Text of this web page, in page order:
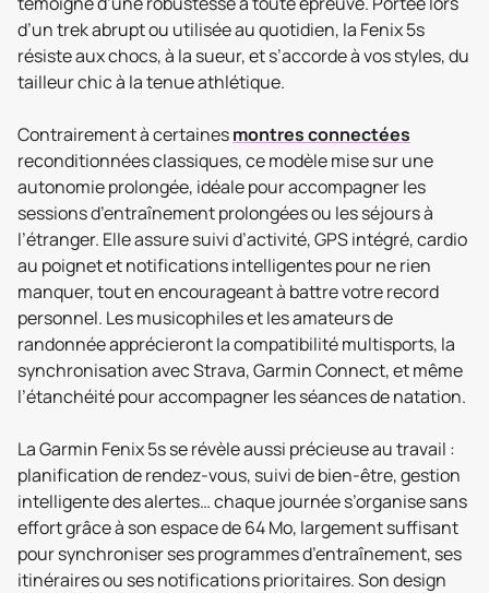
d’un trek abrupt ou utilisée au quotidien, la Fenix 5s
résiste aux chocs, à la sueur, et s’accorde à vos styles, du
tailleur chic à la tenue athlétique.
Contrairement à certainesmontres connectées
reconditionnées classiques, ce modèle mise sur une
autonomie prolongée, idéale pour accompagner les
sessions d’entraînement prolongées ou les séjours à
l’étranger. Elle assure suivi d’activité, GPS intégré, cardio
au poignet et notifications intelligentes pour ne rien
manquer, tout en encourageant à battre votre record
personnel. Les musicophiles et les amateurs de
randonnée apprécieront la compatibilité multisports, la
synchronisation avec Strava, Garmin Connect, et même
l’étanchéité pour accompagner les séances de natation.
La Garmin Fenix 5s se révèle aussi précieuse au travail :
planification de rendez-vous, suivi de bien-être, gestion
intelligente des alertes… chaque journée s’organise sans
effort grâce à son espace de 64 Mo, largement suffisant
pour synchroniser ses programmes d’entraînement, ses
itinéraires ou ses notifications prioritaires. Son design